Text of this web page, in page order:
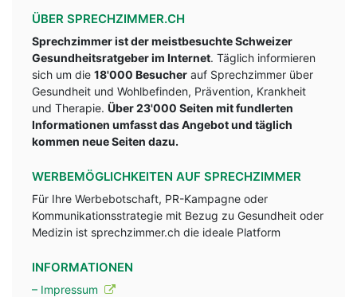
ÜBER SPRECHZIMMER.CH
Sprechzimmer ist der meistbesuchte Schweizer
Gesundheitsratgeber im Internet. Täglich informieren
sich um die 18'000 Besucher auf Sprechzimmer über
Gesundheit und Wohlbefinden, Prävention, Krankheit
und Therapie. Über 23'000 Seiten mit fundlerten
Informationen umfasst das Angebot und täglich
kommen neue Seiten dazu.
WERBEMÖGLICHKEITEN AUF SPRECHZIMMER
Für Ihre Werbebotschaft, PR-Kampagne oder
Kommunikationsstrategie mit Bezug zu Gesundheit oder
Medizin ist sprechzimmer.ch die ideale Platform
INFORMATIONEN
– Impressum